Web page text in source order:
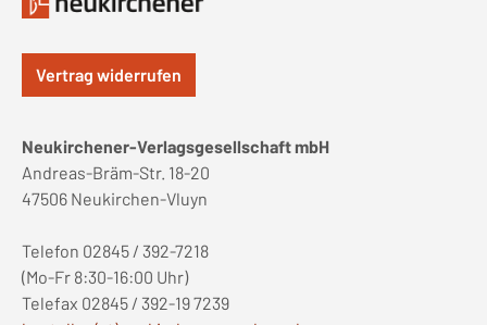
Vertrag widerrufen
Neukirchener-Verlagsgesellschaft mbH
Andreas-Bräm-Str. 18-20
47506 Neukirchen-Vluyn
Telefon 02845 / 392-7218
(Mo-Fr 8:30-16:00 Uhr)
Telefax 02845 / 392-19 7239